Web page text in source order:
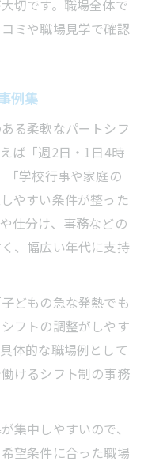
切です。職場全体で
ミや職場見学で確認
例集
る柔軟なパートシフ
ば「週2日・1日4時
「学校行事や家庭の
やすい条件が整った
仕分け、事務などの
、幅広い年代に支持
どもの急な発熱でも
フトの調整がしやす
体的な職場例として
けるシフト制の事務
集中しやすいので、
望条件に合った職場